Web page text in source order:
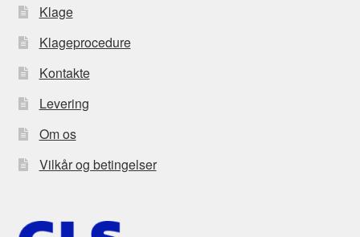
Klage
Klageprocedure
Kontakte
Levering
Om os
Vilkår og betingelser